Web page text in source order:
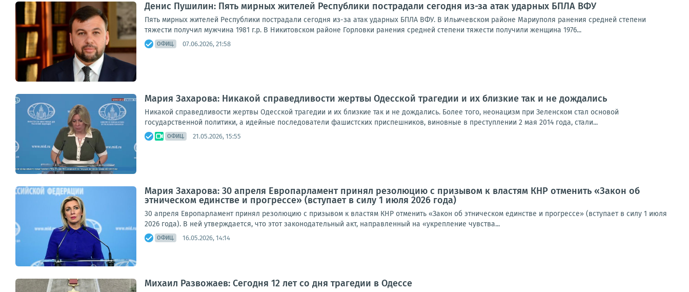
Денис Пушилин: Пять мирных жителей Республики пострадали сегодня из-за атак ударных БПЛА ВФУ
Пять мирных жителей Республики пострадали сегодня из-за атак ударных БПЛА ВФУ. В Ильичевском районе Мариуполя ранения средней степени
тяжести получил мужчина 1981 г.р. В Никитовском районе Горловки ранения средней степени тяжести получили женщина 1976...
ОФИЦ. 07.06.2026, 21:58
Мария Захарова: Никакой справедливости жертвы Одесской трагедии и их близкие так и не дождались
Никакой справедливости жертвы Одесской трагедии и их близкие так и не дождались. Более того, неонацизм при Зеленском стал основой
государственной политики, а идейные последователи фашистских приспешников, виновные в преступлении 2 мая 2014 года, стали...
ОФИЦ. 21.05.2026, 15:55
Мария Захарова: 30 апреля Европарламент принял резолюцию с призывом к властям КНР отменить «Закон об
этническом единстве и прогрессе» (вступает в силу 1 июля 2026 года)
30 апреля Европарламент принял резолюцию с призывом к властям КНР отменить «Закон об этническом единстве и прогрессе» (вступает в силу 1 июля
2026 года). В ней утверждается, что этот законодательный акт, направленный на «укрепление чувства...
ОФИЦ. 16.05.2026, 14:14
Михаил Развожаев: Сегодня 12 лет со дня трагедии в Одессе